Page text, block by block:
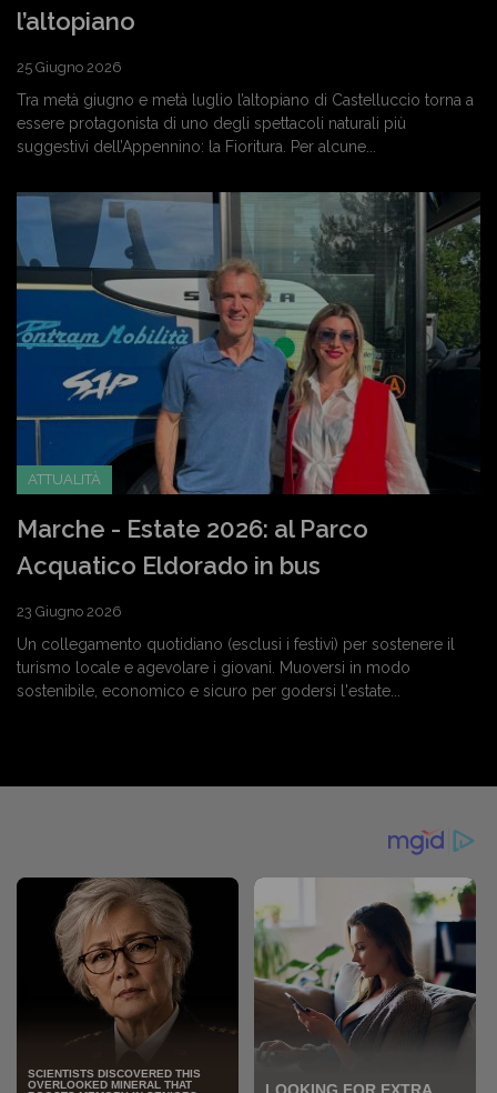
l’altopiano
25 Giugno 2026
Tra metà giugno e metà luglio l’altopiano di Castelluccio torna a
essere protagonista di uno degli spettacoli naturali più
suggestivi dell’Appennino: la Fioritura. Per alcune...
ATTUALITÀ
Marche - Estate 2026: al Parco
Acquatico Eldorado in bus
23 Giugno 2026
Un collegamento quotidiano (esclusi i festivi) per sostenere il
turismo locale e agevolare i giovani. Muoversi in modo
sostenibile, economico e sicuro per godersi l'estate...